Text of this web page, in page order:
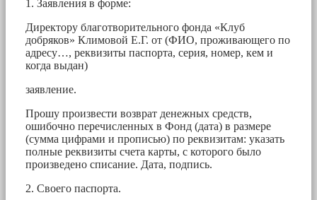
1. Заявления в форме:
Директору благотворительного фонда «Клуб
добряков» Климовой Е.Г. от (ФИО, проживающего по
адресу…, реквизиты паспорта, серия, номер, кем и
когда выдан)
заявление.
Прошу произвести возврат денежных средств,
ошибочно перечисленных в Фонд (дата) в размере
(сумма цифрами и прописью) по реквизитам: указать
полные реквизиты счета карты, с которого было
произведено списание. Дата, подпись.
2. Своего паспорта.